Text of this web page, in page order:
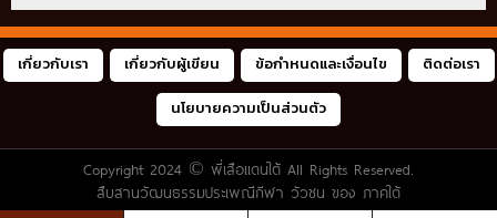
เกี่ยวกับเรา เกี่ยวกับผู้เขียน ข้อกำหนดและเงื่อนไข ติดต่อเรา
นโยบายความเป็นส่วนตัว
Copyright 2024 © พี่เสือแดนใต้ All Rights Reserved.
สืบสานวัฒนธรรมประเพณีกีฬา วัวชน ของ ภาคใต้